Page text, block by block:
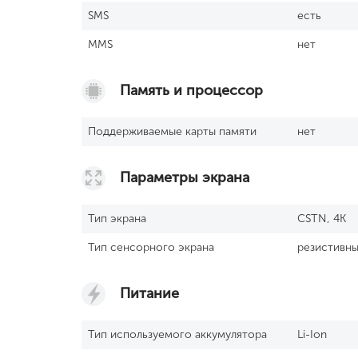
SМS есть
MMS нет
Память и процессор
Поддерживаемые карты памяти нет
Параметры экрана
Тип экрана CSTN, 4K
Тип сенсорного экрана
Питание
Тип используемого аккумулятора Li-Ion